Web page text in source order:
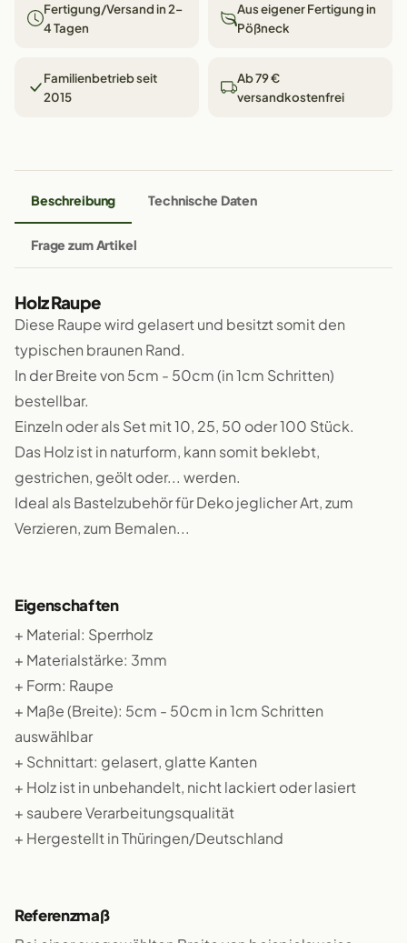
Fertigung/Versand in 2–
4 Tagen
Aus eigener Fertigung in
Pößneck
Familienbetrieb seit
2015
Ab 79 €
versandkostenfrei
Beschreibung Technische Daten
Frage zum Artikel
Holz Raupe
Diese Raupe wird gelasert und besitzt somit den
typischen braunen Rand.
In der Breite von 5cm - 50cm (in 1cm Schritten)
bestellbar.
Einzeln oder als Set mit 10, 25, 50 oder 100 Stück.
Das Holz ist in naturform, kann somit beklebt,
gestrichen, geölt oder... werden.
Ideal als Bastelzubehör für Deko jeglicher Art, zum
Verzieren, zum Bemalen...
Eigenschaften
+ Material: Sperrholz
+ Materialstärke: 3mm
+ Form: Raupe
+ Maße (Breite): 5cm - 50cm in 1cm Schritten
auswählbar
+ Schnittart: gelasert, glatte Kanten
+ Holz ist in unbehandelt, nicht lackiert oder lasiert
+ saubere Verarbeitungsqualität
+ Hergestellt in Thüringen/Deutschland
Referenzmaß